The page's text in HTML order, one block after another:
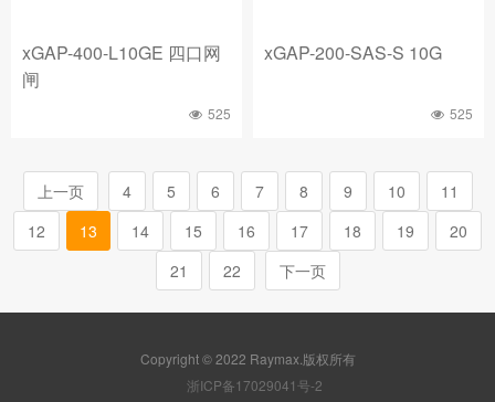
xGAP-400-L10GE 四口网
闸
525
xGAP-200-SAS-S 10G
525
上一页 4 5 6 7 8 9 10
11
12
13 14 15 16 17 18 19
20
21
22 下一页
Copyright © 2022 Raymax.版权所有
浙ICP备17029041号-2